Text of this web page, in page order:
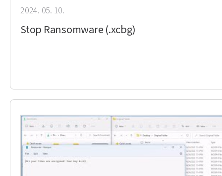
2024. 05. 10.
Stop Ransomware (.xcbg)